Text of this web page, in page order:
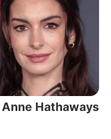
Hathaways